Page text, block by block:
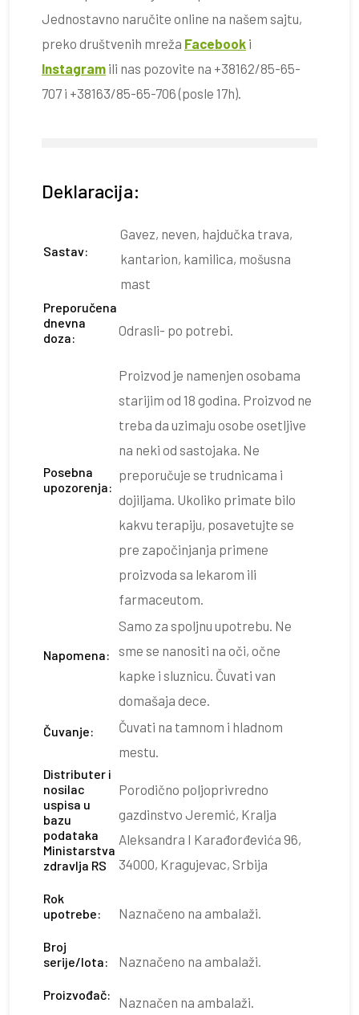
Jednostavno naručite online na našem sajtu,
preko društvenih mreža Facebook i
Instagram ili nas pozovite na +38162/85-65-
707 i +38163/85-65-706 (posle 17h).
Deklaracija:
Sastav:
Gavez, neven, hajdučka trava,
kantarion, kamilica, mošusna
mast
Preporučena
dnevna
doza:
Odrasli- po potrebi.
Posebna
upozorenja:
Proizvod je namenjen osobama
starijim od 18 godina. Proizvod ne
treba da uzimaju osobe osetljive
na neki od sastojaka. Ne
preporučuje se trudnicama i
dojiljama. Ukoliko primate bilo
kakvu terapiju, posavetujte se
pre započinjanja primene
proizvoda sa lekarom ili
farmaceutom.
Napomena:
Samo za spoljnu upotrebu. Ne
sme se nanositi na oči, očne
kapke i sluznicu. Čuvati van
domašaja dece.
Čuvanje:
Čuvati na tamnom i hladnom
mestu.
Distributer i
nosilac
uspisa u
bazu
podataka
Ministarstva
zdravlja RS
Porodično poljoprivredno
gazdinstvo Jeremić, Kralja
Aleksandra I Karađorđevića 96,
34000, Kragujevac, Srbija
Rok
upotrebe:
Naznačeno na ambalaži.
Broj
serije/lota:
Naznačeno na ambalaži.
Proizvođač: Naznačen na ambalaži.